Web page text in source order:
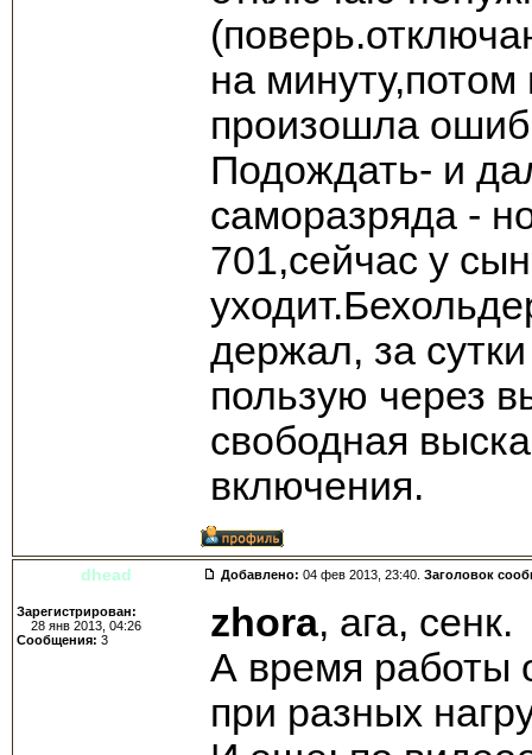
на
произошла
Подождать- и
саморазряда -
701,сейчас у
держал, за
пользую через
свободная
включения.
dhead Добавлено: 04 фев 2013, 23:40. Заголовок
Зарегистрирован:
28 янв 2013, 04:26
Сообщения: 3 zhora, ага, сенк.
А время работы
при разных